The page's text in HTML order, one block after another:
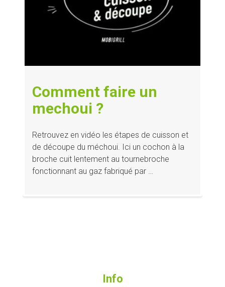
Comment faire un
mechoui ?
Retrouvez en vidéo les étapes de cuisson et
de découpe du méchoui. Ici un cochon à la
broche cuit lentement au tournebroche
fonctionnant au gaz fabriqué par …
Info